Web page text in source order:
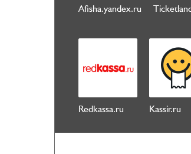
Afisha.yandex.ru
Redkassa.ru Kassir.ru